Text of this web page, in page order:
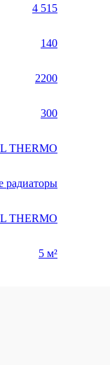
4 515
140
2200
300
THERMO
радиаторы
THERMO
5 м²